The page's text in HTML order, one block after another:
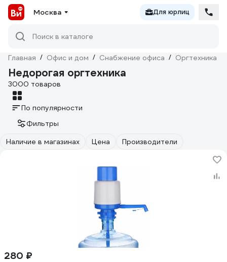
Москва Для юрлиц
Поиск в каталоге
Главная / Офис и дом / Снабжение офиса / Оргтехника
Недорогая оргтехника
3000 товаров
По популярности
Фильтры
Наличие в магазинах
Цена Производители
280 ₽